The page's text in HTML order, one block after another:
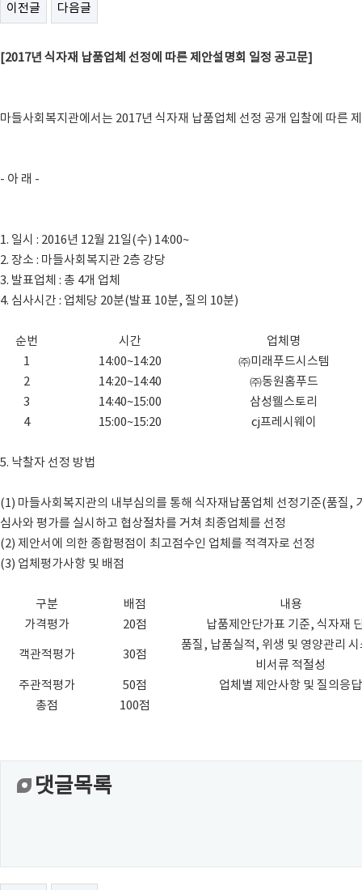
이전글 다음글
[2017년 식자재 납품업체 선정에 따른 제안설명회 일정 공고문]
마들사회복지관에서는 2017년 식자재 납품업체 선정 공개 입찰에 따른
- 아 래 -
1. 일시 : 2016년 12월 21일(수) 14:00~
2. 장소 : 마들사회복지관 2층 강당
3. 발표업체 : 총 4개 업체
4. 심사시간 : 업체당 20분(발표 10분, 질의 10분)
순번 시간
업체명
1
14:00~14:20
㈜미래푸드시스템
2
14:20~14:40
㈜동원홈푸드
3
14:40~15:00
삼성웰스토리
4
15:00~15:20 cj프레시웨이
5. 낙찰자 선정 방법
(1) 마들사회복지관의 내부심의를 통해 식자재납품업체 선정기준(품질,
심사와 평가를 실시하고 협상절차를 거쳐 최종업체를 선정
(2) 제안서에 의한 종합평점이 최고점수인 업체를 적격자로 선정
(3) 업체평가사항 및 배점
구분 배점
내용
가격평가
20점 납품제안단가표 기준, 식자재
객관적평가 30점
품질, 납품실적, 위생 및 영양관리
비서류 적절성
주관적평가
50점
업체별 제안사항 및 질의응답
총점
100점
댓글목록